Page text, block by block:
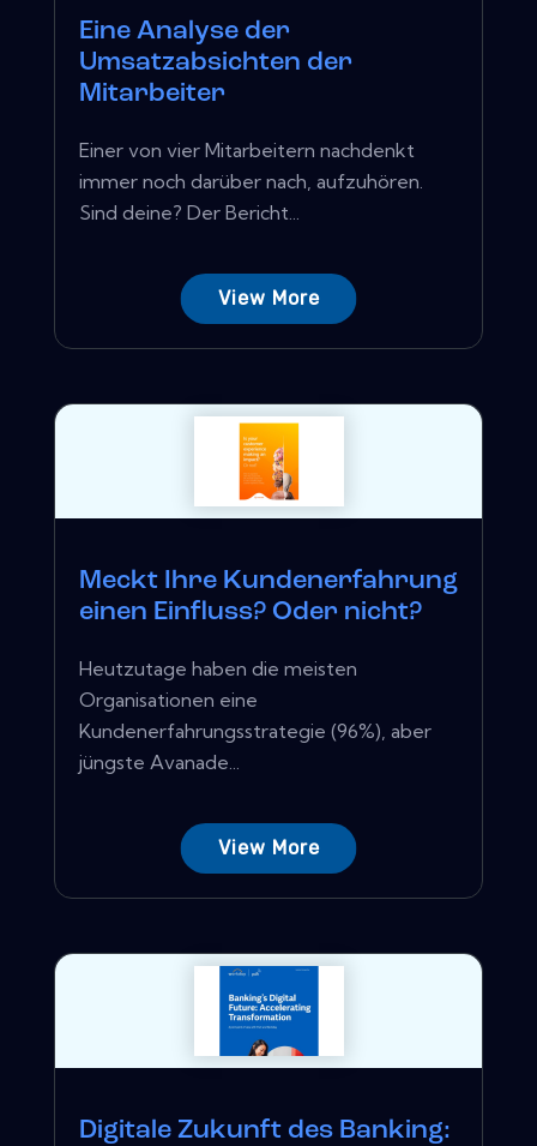
Eine Analyse der
Umsatzabsichten der
Mitarbeiter
Einer von vier Mitarbeitern nachdenkt
immer noch darüber nach, aufzuhören.
Sind deine? Der Bericht...
View More
Meckt Ihre Kundenerfahrung
einen Einfluss? Oder nicht?
Heutzutage haben die meisten
Organisationen eine
Kundenerfahrungsstrategie (96%), aber
jüngste Avanade...
View More
Digitale Zukunft des Banking: